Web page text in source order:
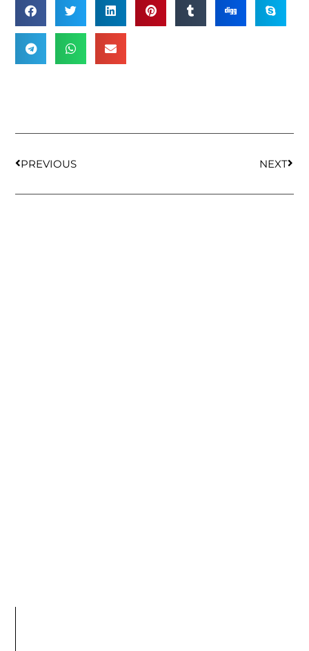
PREVIOUS NEXT